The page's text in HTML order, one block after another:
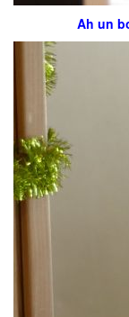
Ah un